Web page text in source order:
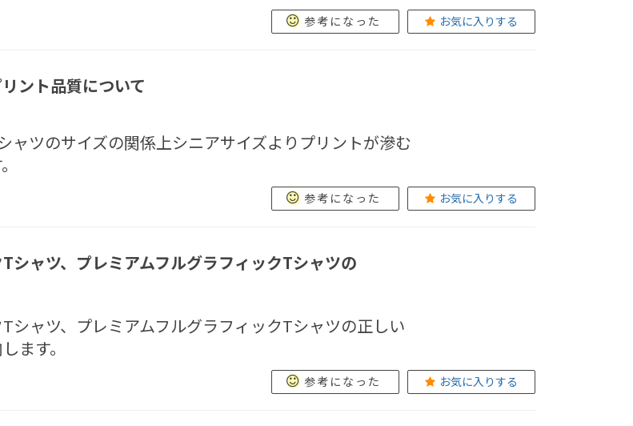
参考になった お気に入りする
ント品質について
ャツのサイズの関係上シニアサイズよりプリントが滲む
参考になった お気に入りする
シャツ、プレミアムフルグラフィックTシャツの
シャツ、プレミアムフルグラフィックTシャツの正しい
ます。
参考になった お気に入りする